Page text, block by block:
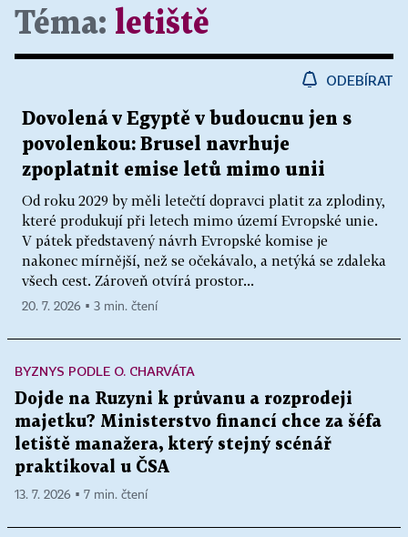
Téma: letiště
ODEBÍRAT
Dovolená v Egyptě v budoucnu jen s
povolenkou: Brusel navrhuje
zpoplatnit emise letů mimo unii
Od roku 2029 by měli letečtí dopravci platit za zplodiny,
které produkují při letech mimo území Evropské unie.
V pátek představený návrh Evropské komise je
nakonec mírnější, než se očekávalo, a netýká se zdaleka
všech cest. Zároveň otvírá prostor...
20. 7. 2026 ▪ 3 min. čtení
BYZNYS PODLE O. CHARVÁTA
Dojde na Ruzyni k průvanu a rozprodeji
majetku? Ministerstvo financí chce za šéfa
letiště manažera, který stejný scénář
praktikoval u ČSA
13. 7. 2026 ▪ 7 min. čtení